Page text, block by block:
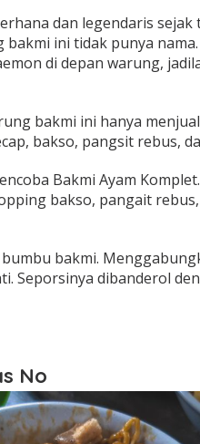
dan legendaris sejak
bakmi ini tidak punya
di depan warung,
bakmi ini hanya
bakso, pangsit rebus,
Bakmi Ayam
bakso, pangait rebus,
bakmi.
Seporsinya dibanderol
No